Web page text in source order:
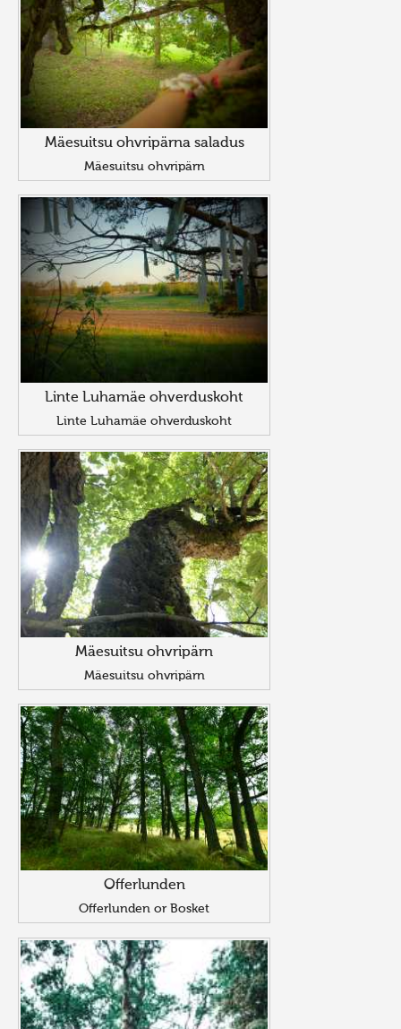
Mäesuitsu ohvripärna saladus
Mäesuitsu ohvripärn
Linte Luhamäe ohverduskoht
Linte Luhamäe ohverduskoht
Mäesuitsu ohvripärn
Mäesuitsu ohvripärn
Offerlunden
Offerlunden or Bosket